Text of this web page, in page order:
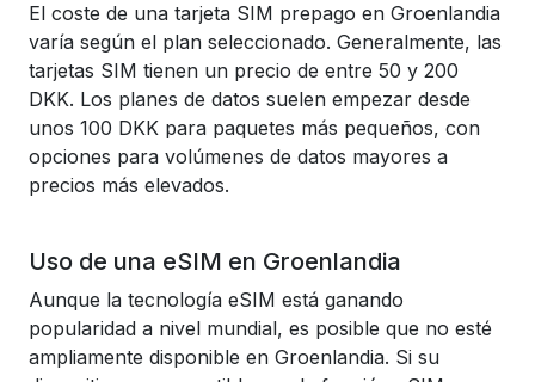
El coste de una tarjeta SIM prepago en Groenlandia
varía según el plan seleccionado. Generalmente, las
tarjetas SIM tienen un precio de entre 50 y 200
DKK. Los planes de datos suelen empezar desde
unos 100 DKK para paquetes más pequeños, con
opciones para volúmenes de datos mayores a
precios más elevados.
Uso de una eSIM en Groenlandia
Aunque la tecnología eSIM está ganando
popularidad a nivel mundial, es posible que no esté
ampliamente disponible en Groenlandia. Si su